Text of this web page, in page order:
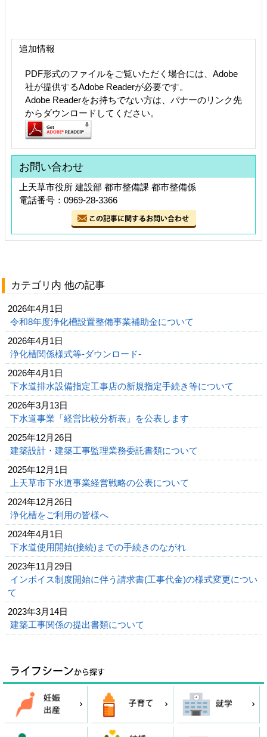
追加情報
PDF形式のファイルをご覧いただく場合には、Adobe
社が提供するAdobe Readerが必要です。
Adobe Readerをお持ちでない方は、バナーのリンク先
からダウンロードしてください。
お問い合わせ
上天草市役所 建設部 都市整備課 都市整備係
電話番号：0969-28-3366
カテゴリ内 他の記事
2026年4月1日
令和8年度浄化槽設置整備事業補助金について
2026年4月1日
浄化槽関係様式等-ダウンロード-
2026年4月1日
下水道排水設備指定工事店の新規指定手続き等について
2026年3月13日
下水道事業「経営比較分析表」を公表します
2025年12月26日
建築設計・建築工事監理業務委託書類について
2025年12月1日
上天草市下水道事業経営戦略の公表について
2024年12月26日
浄化槽をご利用の皆様へ
2024年4月1日
下水道使用開始(接続)までの手続きのながれ
2023年11月29日
インボイス制度開始に伴う請求書(工事代金)の様式変更につい
て
2023年3月14日
建築工事関係の提出書類について